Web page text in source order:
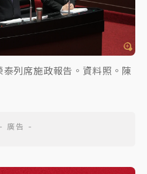
列席施政報告。資料照。陳